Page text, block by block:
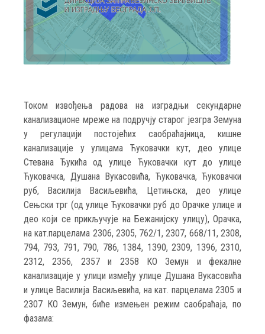
Током извођења радова на изградњи секундарне
канализационе мреже на подручју старог језгра Земуна
у регулацији постојећих саобраћајница, кишнe
кaнaлизaциje у улицама Ћуковачки кут, део улице
Стевана Ђукића од улице Ћуковачки кут до улице
Ћуковачка, Душана Вукасовића, Ћуковачка, Ћуковачки
руб, Василија Васиљевића, Цетињска, део улице
Сењски трг (од улице Ћуковачки руб до Орачке улице и
део који се прикључује на Бежанијску улицу), Орачка,
на кат.парцелама 2306, 2305, 762/1, 2307, 668/11, 2308,
794, 793, 791, 790, 786, 1384, 1390, 2309, 1396, 2310,
2312, 2356, 2357 и 2358 КО Земун и фекалне
канализације у улици између улице Душана Вукасовића
и улице Василија Васиљевића, на кат. парцелама 2305 и
2307 КО Земун, биће измењен режим саобраћаја, по
фазама: